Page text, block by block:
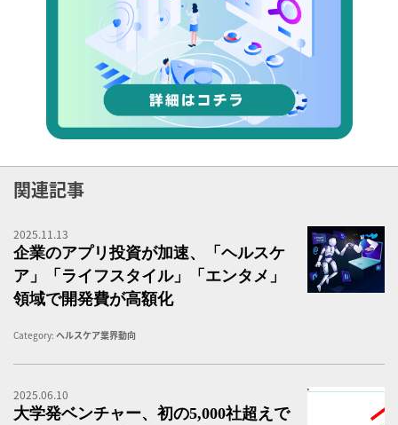
関連記事
2025.11.13
企業のアプリ投資が加速、「ヘルスケ
ア」「ライフスタイル」「エンタメ」
領域で開発費が高額化
Category: ヘルスケア業界動向
2025.06.10
大学発ベンチャー、初の5,000社超えで